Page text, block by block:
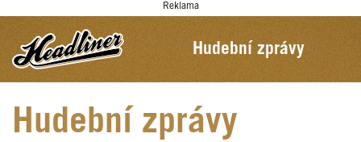
Reklama
Hudební zprávy
Hudební zprávy